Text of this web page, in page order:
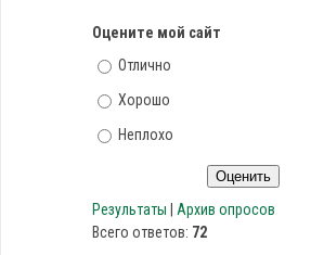
Оцените мой сайт
Отлично
Хорошо
Неплохо
Результаты
Архив опросов
Всего ответов: 72